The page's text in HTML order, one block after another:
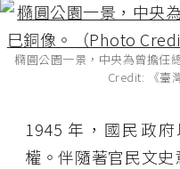
橢圓公園一景，中央為曾擔任
Credit: 《臺
1945 年，國民政
權。伴隨著官民文